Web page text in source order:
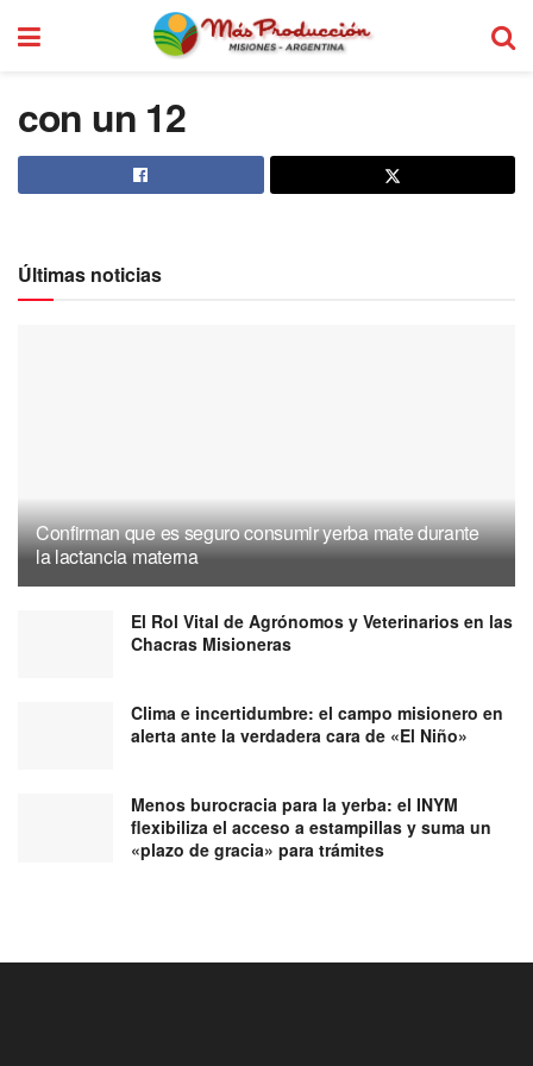
con un 12
Últimas noticias
Confirman que es seguro consumir yerba mate durante
la lactancia materna
El Rol Vital de Agrónomos y Veterinarios en las
Chacras Misioneras
Clima e incertidumbre: el campo misionero en
alerta ante la verdadera cara de «El Niño»
Menos burocracia para la yerba: el INYM
flexibiliza el acceso a estampillas y suma un
«plazo de gracia» para trámites